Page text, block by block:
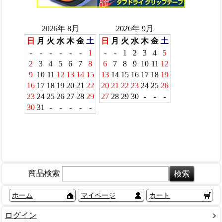
商品検索
ホーム マイページ カート
ログイン